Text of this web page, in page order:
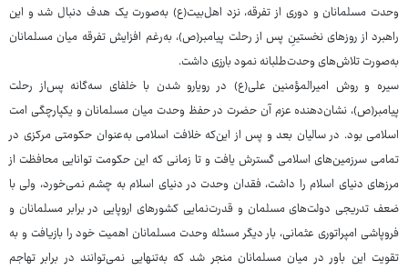
وحدت مسلمانان و دوری از تفرقه، نزد اهل‌بیت(ع) به‌صورت یک هدف دنبال شد و این
راهبرد از روزهای نخستینِ پس از رحلت پیامبر(ص)، به‌رغم افزایش تفرقه میان مسلمانان
به‌صورت تلاش‌های وحدت‌طلبانه نمود بارزی داشت.
سیره و روش امیرالمؤمنین علی(ع) در رویارو شدن با خلفای سه‌گانه پس‌از رحلت
پیامبر(ص)، نشان‌دهنده عزم آن حضرت در حفظ وحدت میان مسلمانان و یکپارچگی امت
اسلامی بود. در سالیان بعد و پس از این‌که خلافت اسلامی به‌عنوان حکومتی مرکزی در
تمامی سرزمین‌های اسلامی گسترش یافت و تا زمانی که این حکومت توانایی محافظت از
مرزهای دنیای اسلام را داشت، فقدان وحدت در دنیای اسلام به چشم نمی‌خورد، ولی با
ضعف تدریجی دولت‌های مسلمان و قدرت‌نمایی کشورهای اروپایی در برابر مسلمانان و
فروپاشی امپراتوری عثمانی، بار دیگر مسئله وحدت مسلمانان اهمیت خود را بازیافت و به
تقویت این باور در میان مسلمانان منجر شد که به‌تنهایی نمی‌توانند در برابر تهاجم